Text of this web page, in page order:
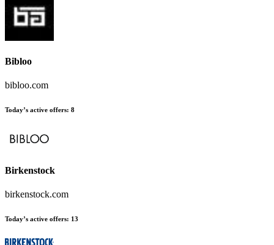
Bibloo
bibloo.com
Today’s active offers: 8
Birkenstock
birkenstock.com
Today’s active offers: 13